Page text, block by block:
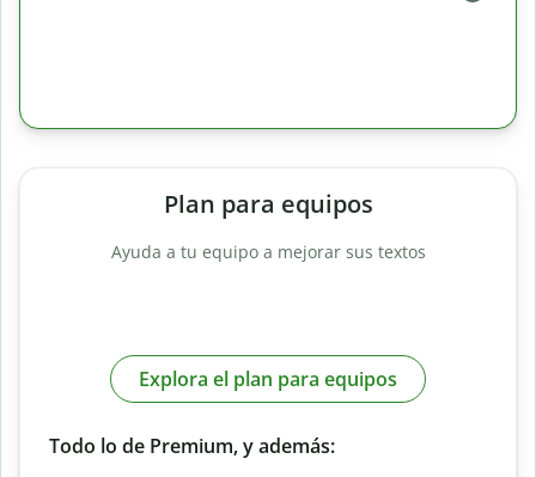
Plan para equipos
Ayuda a tu equipo a mejorar sus textos
Explora el plan para equipos
Todo lo de Premium, y además: